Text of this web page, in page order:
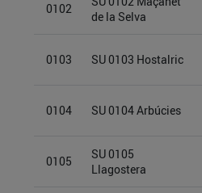
0102
de la Selva
0103 SU 0103 Hostalric
0104 SU 0104 Arbúcies
0105
SU 0105
Llagostera